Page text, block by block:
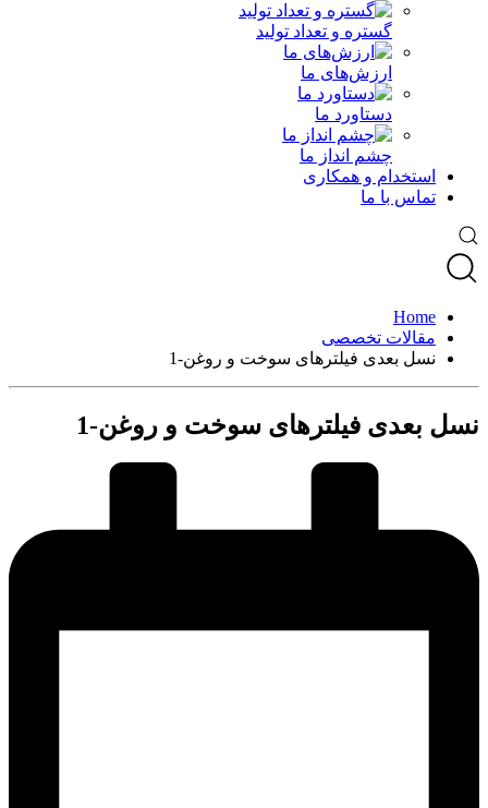
گستره و تعداد تولید
ارزش‌های ما
دستاورد ما
چشم انداز ما
استخدام و همکاری
تماس با ما
Home
مقالات تخصصی
نسل بعدی فیلترهای سوخت و روغن-1
نسل بعدی فیلترهای سوخت و روغن-1